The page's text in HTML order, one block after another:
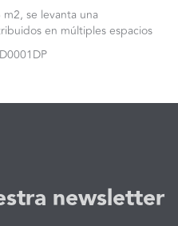
se levanta una
en múltiples espacios
newsletter